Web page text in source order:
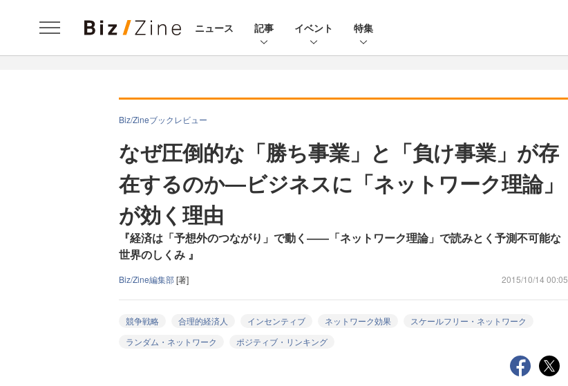
ニュース 記事 イベント 特集
Biz/Zineブックレビュー
なぜ圧倒的な「勝ち事業」と「負け事業」が存
在するのか―ビジネスに「ネットワーク理論」
が効く理由
『経済は「予想外のつながり」で動く――「ネットワーク理論」で読みとく予測不可能な
世界のしくみ 』
Biz/Zine編集部[著] 2015/10/14 00:05
競争戦略 合理的経済人 インセンティブ ネットワーク効果
スケールフリー・ネットワーク
ランダム・ネットワーク
ポジティブ・リンキング